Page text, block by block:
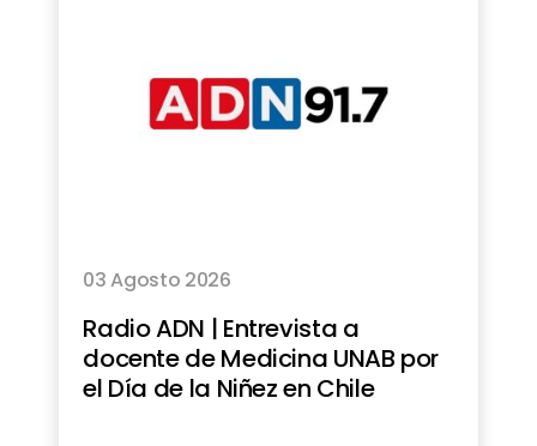
03 Agosto 2026
Radio ADN | Entrevista a
docente de Medicina UNAB por
el Día de la Niñez en Chile